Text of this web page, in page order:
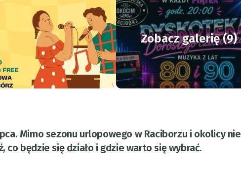
Zobacz galerię (9)
Mimo sezonu urlopowego w Raciborzu i okolicy nie
co będzie się działo i gdzie warto się wybrać.